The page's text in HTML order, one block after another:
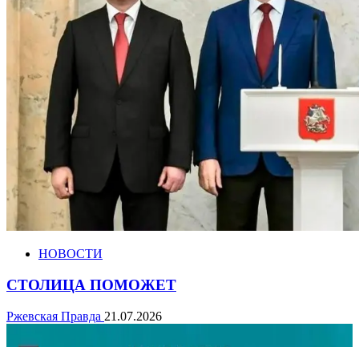
НОВОСТИ
СТОЛИЦА ПОМОЖЕТ
Ржевская Правда 21.07.2026